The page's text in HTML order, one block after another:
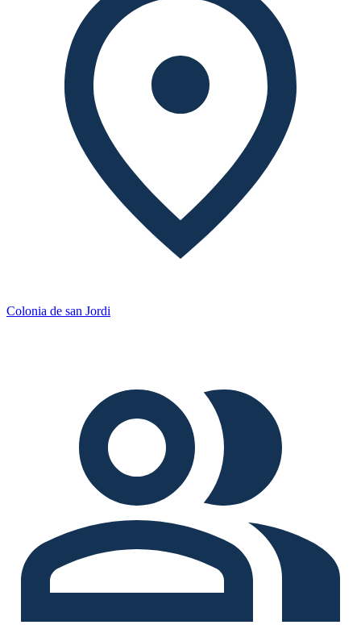
Colonia de san Jordi